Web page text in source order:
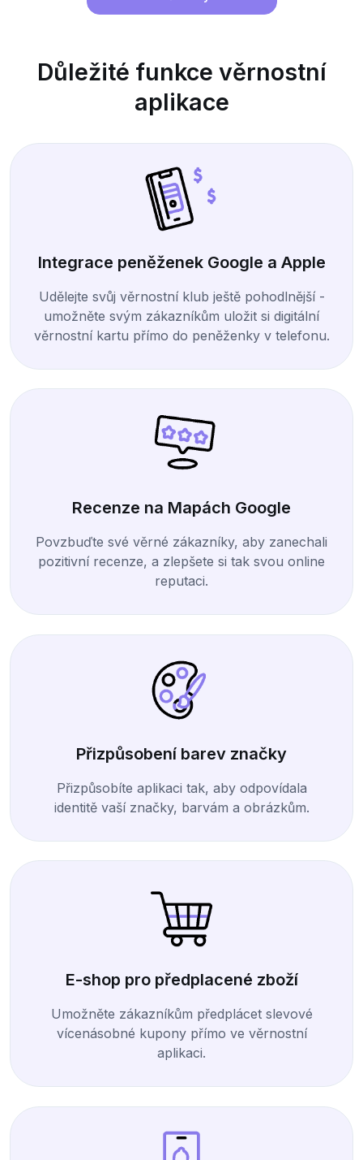
Důležité funkce věrnostní
aplikace
Integrace peněženek Google a Apple
Udělejte svůj věrnostní klub ještě pohodlnější -
umožněte svým zákazníkům uložit si digitální
věrnostní kartu přímo do peněženky v telefonu.
Recenze na Mapách Google
Povzbuďte své věrné zákazníky, aby zanechali
pozitivní recenze, a zlepšete si tak svou online
reputaci.
Přizpůsobení barev značky
Přizpůsobíte aplikaci tak, aby odpovídala
identitě vaší značky, barvám a obrázkům.
E-shop pro předplacené zboží
Umožněte zákazníkům předplácet slevové
vícenásobné kupony přímo ve věrnostní
aplikaci.